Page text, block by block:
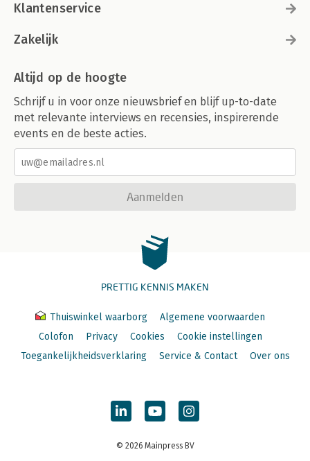
Klantenservice
Zakelijk
Altijd op de hoogte
Schrijf u in voor onze nieuwsbrief en blijf up-to-date
met relevante interviews en recensies, inspirerende
events en de beste acties.
Aanmelden
PRETTIG KENNIS MAKEN
Thuiswinkel waarborg
Algemene voorwaarden
Colofon
Privacy Cookies
Cookie instellingen
Toegankelijkheidsverklaring
Service & Contact Over ons
© 2026 Mainpress BV